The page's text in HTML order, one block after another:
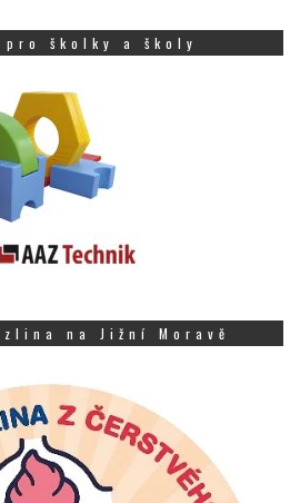
pro školky a školy
na Jižní Moravě